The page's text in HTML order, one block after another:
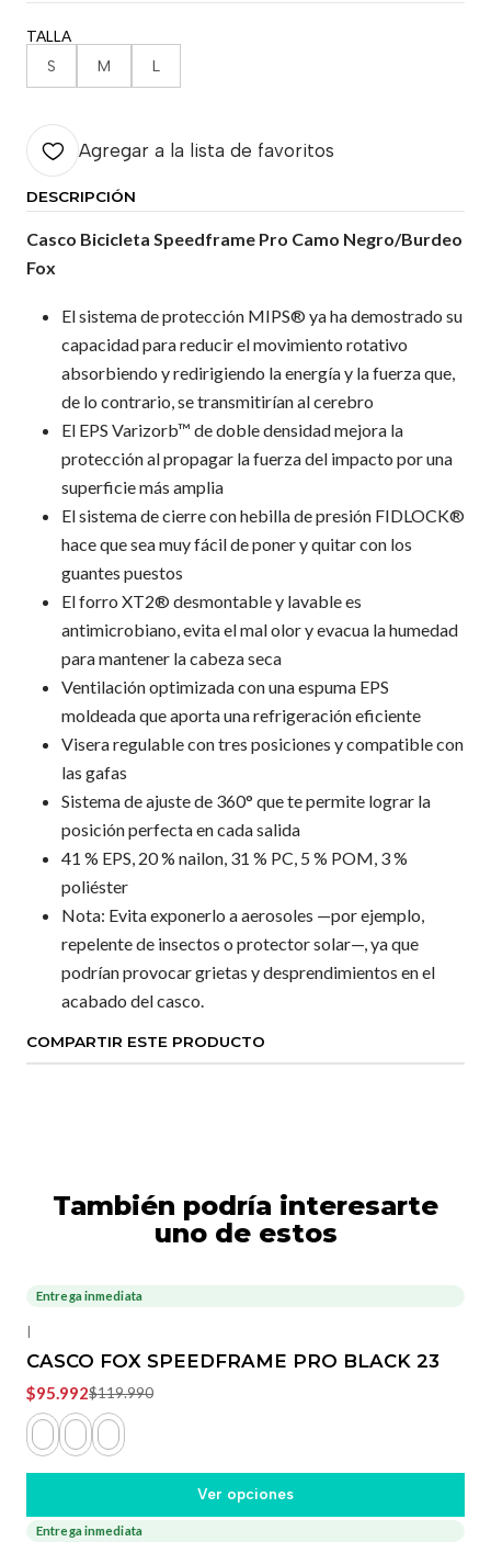
TALLA
S M L
Agregar a la lista de favoritos
DESCRIPCIÓN
Casco Bicicleta Speedframe Pro Camo Negro/Burdeo
Fox
El sistema de protección MIPS® ya ha demostrado su
capacidad para reducir el movimiento rotativo
absorbiendo y redirigiendo la energía y la fuerza que,
de lo contrario, se transmitirían al cerebro
El EPS Varizorb™ de doble densidad mejora la
protección al propagar la fuerza del impacto por una
superficie más amplia
El sistema de cierre con hebilla de presión FIDLOCK®
hace que sea muy fácil de poner y quitar con los
guantes puestos
El forro XT2® desmontable y lavable es
antimicrobiano, evita el mal olor y evacua la humedad
para mantener la cabeza seca
Ventilación optimizada con una espuma EPS
moldeada que aporta una refrigeración eficiente
Visera regulable con tres posiciones y compatible con
las gafas
Sistema de ajuste de 360° que te permite lograr la
posición perfecta en cada salida
41 % EPS, 20 % nailon, 31 % PC, 5 % POM, 3 %
poliéster
Nota: Evita exponerlo a aerosoles —por ejemplo,
repelente de insectos o protector solar—, ya que
podrían provocar grietas y desprendimientos en el
acabado del casco.
COMPARTIR ESTE PRODUCTO
También podría interesarte
uno de estos
-20%
Entrega inmediata
|
CASCO FOX SPEEDFRAME PRO BLACK 23
$95.992$119.990
Ver opciones
-23%
Entrega inmediata